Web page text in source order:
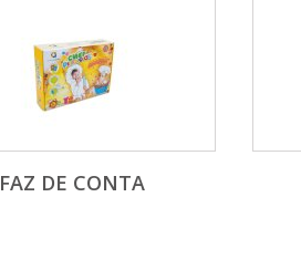
FAZ DE CONTA